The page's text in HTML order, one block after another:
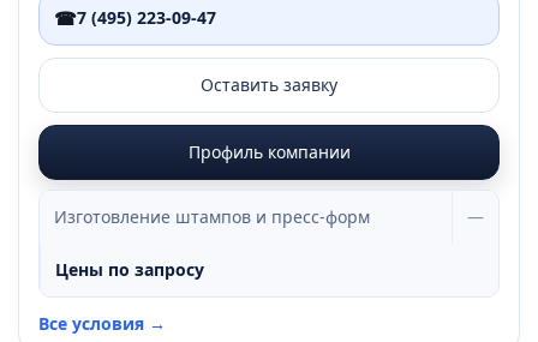
☎7 (495) 223-09-47
Оставить заявку
Профиль компании
Изготовление штампов и пресс-форм —
Цены по запросу
Все условия →